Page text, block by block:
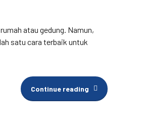
atau gedung. Namun,
satu cara terbaik untuk
Continue reading